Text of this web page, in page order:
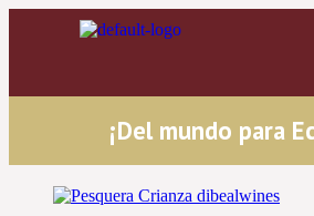
¡Del mundo para